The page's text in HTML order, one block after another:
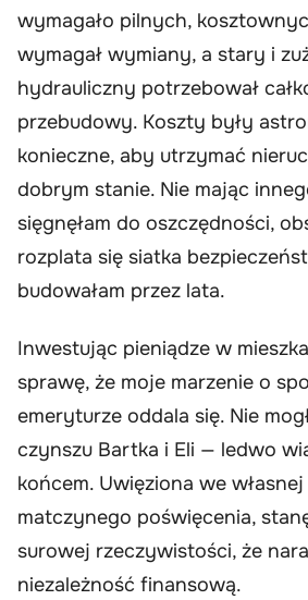
wymagało pilnych,
wymagał wymiany, a stary i
hydrauliczny potrzebował
przebudowy. Koszty były
konieczne, aby utrzymać
dobrym stanie. Nie mając
sięgnęłam do oszczędności,
rozplata się siatka
budowałam przez lata.
Inwestując pieniądze w
sprawę, że moje marzenie o
emeryturze oddala się. Nie
czynszu Bartka i Eli — ledwo
końcem. Uwięziona we własnej
matczynego poświęcenia,
surowej rzeczywistości, że
niezależność finansową.